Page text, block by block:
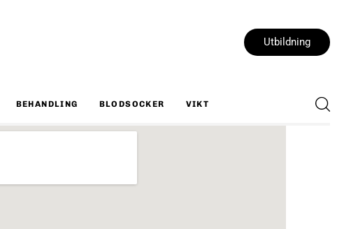
Utbildning
BEHANDLING BLODSOCKER VIKT